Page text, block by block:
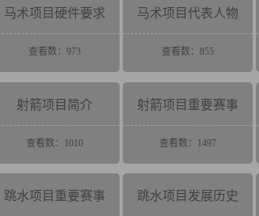
马术项目硬件要求
查看数：973
马术项目代表人物
查看数：855
射箭项目简介
查看数：1010
射箭项目重要赛事
查看数：1497
跳水项目重要赛事 跳水项目发展历史